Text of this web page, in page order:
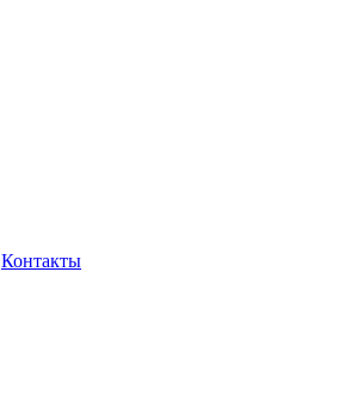
Контакты